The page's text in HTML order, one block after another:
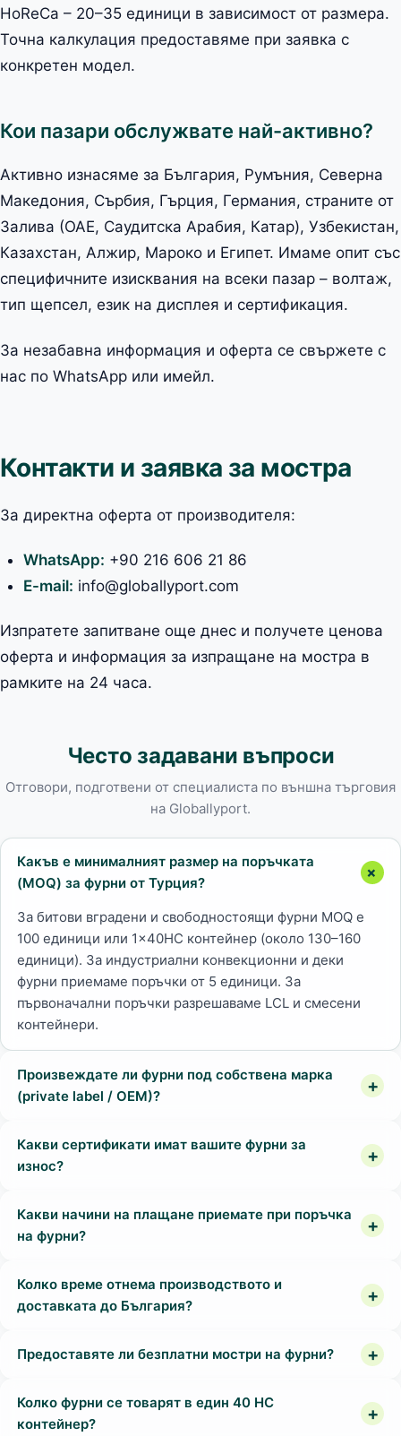
HoReCa – 20–35 единици в зависимост от размера.
Точна калкулация предоставяме при заявка с
конкретен модел.
Кои пазари обслужвате най-активно?
Активно изнасяме за България, Румъния, Северна
Македония, Сърбия, Гърция, Германия, страните от
Залива (ОАЕ, Саудитска Арабия, Катар), Узбекистан,
Казахстан, Алжир, Мароко и Египет. Имаме опит със
специфичните изисквания на всеки пазар – волтаж,
тип щепсел, език на дисплея и сертификация.
За незабавна информация и оферта се свържете с
нас по WhatsApp или имейл.
Контакти и заявка за мостра
За директна оферта от производителя:
WhatsApp: +90 216 606 21 86
E-mail: info@globallyport.com
Изпратете запитване още днес и получете ценова
оферта и информация за изпращане на мостра в
рамките на 24 часа.
Често задавани въпроси
Отговори, подготвени от специалиста по външна търговия
на Globallyport.
Какъв е минималният размер на поръчката
(MOQ) за фурни от Турция?
За битови вградени и свободностоящи фурни MOQ е
100 единици или 1×40HC контейнер (около 130–160
единици). За индустриални конвекционни и деки
фурни приемаме поръчки от 5 единици. За
първоначални поръчки разрешаваме LCL и смесени
контейнери.
Произвеждате ли фурни под собствена марка
(private label / OEM)?
Какви сертификати имат вашите фурни за
износ?
Какви начини на плащане приемате при поръчка
на фурни?
Колко време отнема производството и
доставката до България?
Предоставяте ли безплатни мостри на фурни?
Колко фурни се товарят в един 40 HC
контейнер?